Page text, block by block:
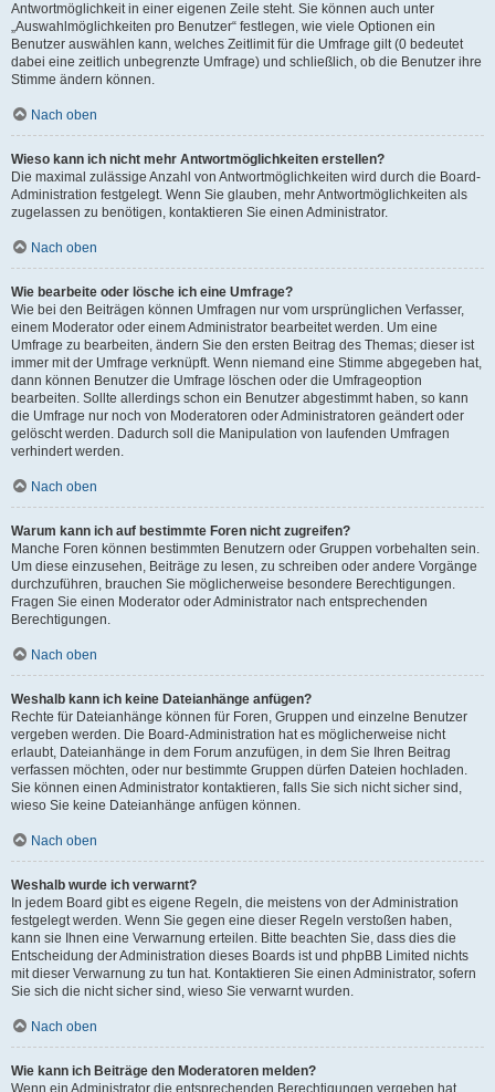
Antwortmöglichkeit in einer eigenen Zeile steht. Sie können auch unter
„Auswahlmöglichkeiten pro Benutzer“ festlegen, wie viele Optionen ein
Benutzer auswählen kann, welches Zeitlimit für die Umfrage gilt (0 bedeutet
dabei eine zeitlich unbegrenzte Umfrage) und schließlich, ob die Benutzer ihre
Stimme ändern können.
Nach oben
Wieso kann ich nicht mehr Antwortmöglichkeiten erstellen?
Die maximal zulässige Anzahl von Antwortmöglichkeiten wird durch die Board-
Administration festgelegt. Wenn Sie glauben, mehr Antwortmöglichkeiten als
zugelassen zu benötigen, kontaktieren Sie einen Administrator.
Nach oben
Wie bearbeite oder lösche ich eine Umfrage?
Wie bei den Beiträgen können Umfragen nur vom ursprünglichen Verfasser,
einem Moderator oder einem Administrator bearbeitet werden. Um eine
Umfrage zu bearbeiten, ändern Sie den ersten Beitrag des Themas; dieser ist
immer mit der Umfrage verknüpft. Wenn niemand eine Stimme abgegeben hat,
dann können Benutzer die Umfrage löschen oder die Umfrageoption
bearbeiten. Sollte allerdings schon ein Benutzer abgestimmt haben, so kann
die Umfrage nur noch von Moderatoren oder Administratoren geändert oder
gelöscht werden. Dadurch soll die Manipulation von laufenden Umfragen
verhindert werden.
Nach oben
Warum kann ich auf bestimmte Foren nicht zugreifen?
Manche Foren können bestimmten Benutzern oder Gruppen vorbehalten sein.
Um diese einzusehen, Beiträge zu lesen, zu schreiben oder andere Vorgänge
durchzuführen, brauchen Sie möglicherweise besondere Berechtigungen.
Fragen Sie einen Moderator oder Administrator nach entsprechenden
Berechtigungen.
Nach oben
Weshalb kann ich keine Dateianhänge anfügen?
Rechte für Dateianhänge können für Foren, Gruppen und einzelne Benutzer
vergeben werden. Die Board-Administration hat es möglicherweise nicht
erlaubt, Dateianhänge in dem Forum anzufügen, in dem Sie Ihren Beitrag
verfassen möchten, oder nur bestimmte Gruppen dürfen Dateien hochladen.
Sie können einen Administrator kontaktieren, falls Sie sich nicht sicher sind,
wieso Sie keine Dateianhänge anfügen können.
Nach oben
Weshalb wurde ich verwarnt?
In jedem Board gibt es eigene Regeln, die meistens von der Administration
festgelegt werden. Wenn Sie gegen eine dieser Regeln verstoßen haben,
kann sie Ihnen eine Verwarnung erteilen. Bitte beachten Sie, dass dies die
Entscheidung der Administration dieses Boards ist und phpBB Limited nichts
mit dieser Verwarnung zu tun hat. Kontaktieren Sie einen Administrator, sofern
Sie sich die nicht sicher sind, wieso Sie verwarnt wurden.
Nach oben
Wie kann ich Beiträge den Moderatoren melden?
Wenn ein Administrator die entsprechenden Berechtigungen vergeben hat,